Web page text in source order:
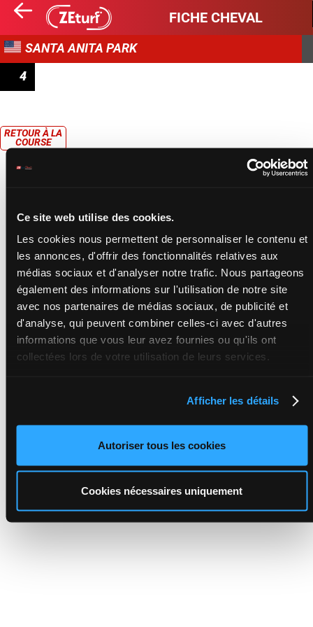
Ce site web utilise des cookies.
Les cookies nous permettent de personnaliser le contenu et
les annonces, d'offrir des fonctionnalités relatives aux
médias sociaux et d'analyser notre trafic. Nous partageons
également des informations sur l'utilisation de notre site
avec nos partenaires de médias sociaux, de publicité et
d'analyse, qui peuvent combiner celles-ci avec d'autres
informations que vous leur avez fournies ou qu'ils ont
collectées lors de votre utilisation de leurs services.
Afficher les détails
Autoriser tous les cookies
Cookies nécessaires uniquement
FICHE CHEVAL
SANTA ANITA PARK
4
RETOUR À LA
COURSE